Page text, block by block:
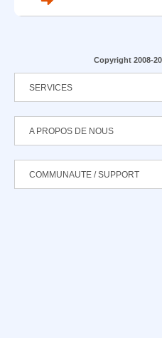
Copyright 2008-
SERVICES
A PROPOS DE NOUS
COMMUNAUTE / SUPPORT